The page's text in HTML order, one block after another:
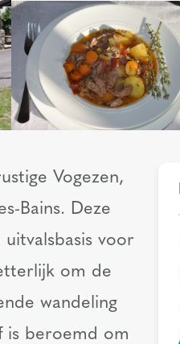
Vogezen,
Bains. Deze
voor
om de
wandeling
is beroemd om